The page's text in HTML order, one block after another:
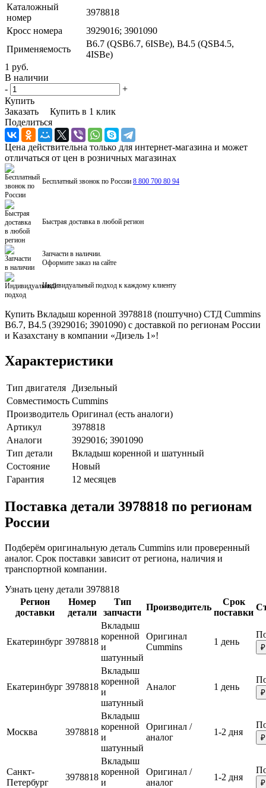
Каталожный
номер
3978818
Кросс номера
3929016; 3901090
Применяемость
B6.7 (QSB6.7, 6ISBe), B4.5 (QSB4.5,
4ISBe)
1 руб.
В наличии
-
+
Купить
Заказать
Купить в 1 клик
Поделиться
Цена действительна только для интернет-магазина и может
отличаться от цен в розничных магазинах
Бесплатный звонок по России 8 800 700 80 94
Быстрая доставка в любой регион
Запчасти в наличии.
Оформите заказ на сайте
Индивидуальный подход к каждому клиенту
Купить Вкладыш коренной 3978818 (поштучно) СТД Cummins
B6.7, B4.5 (3929016; 3901090) с доставкой по регионам России
и Казахстану в компании «Дизель 1»!
Характеристики
Тип двигателя
Дизельный
Совместимость Cummins
Производитель Оригинал (есть аналоги)
Артикул
3978818
Аналоги
3929016; 3901090
Тип детали
Вкладыш коренной и шатунный
Состояние
Новый
Гарантия
12 месяцев
Поставка детали 3978818 по регионам
России
Подберём оригинальную деталь Cummins или проверенный
аналог. Срок поставки зависит от региона, наличия и
транспортной компании.
Узнать цену детали 3978818
Регион
доставки
Номер
детали
Тип
запчасти
Производитель
Срок
поставки
Екатеринбург 3978818
Вкладыш
коренной
и
шатунный
Оригинал
Cummins
1 день
₽
Екатеринбург 3978818
Вкладыш
коренной
и
шатунный
Аналог 1 день
₽
Москва 3978818
Вкладыш
коренной
и
шатунный
Оригинал /
аналог
1-2 дня
₽
Санкт-
Петербург
3978818
Вкладыш
коренной
и
Оригинал /
аналог
1-2 дня
₽